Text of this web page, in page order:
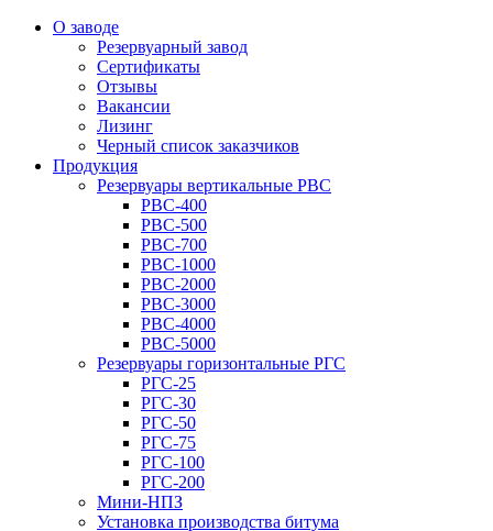
О заводе
Резервуарный завод
Сертификаты
Отзывы
Вакансии
Лизинг
Черный список заказчиков
Продукция
Резервуары вертикальные РВС
РВС-400
РВС-500
РВС-700
РВС-1000
РВС-2000
РВС-3000
РВС-4000
РВС-5000
Резервуары горизонтальные РГС
РГС-25
РГС-30
РГС-50
РГС-75
РГС-100
РГС-200
Мини-НПЗ
Установка производства битума